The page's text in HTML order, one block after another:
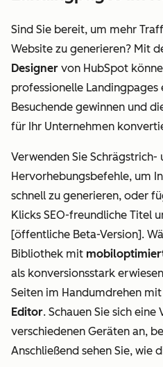
Sind Sie bereit, um mehr
Website zu generieren? Mit
Designer von HubSpot
professionelle Landingpages
Besuchende gewinnen und
für Ihr Unternehmen
Verwenden Sie Schrägstrich-
Hervorhebungsbefehle, um
schnell zu generieren, oder
Klicks SEO-freundliche Titel
[öffentliche Beta-Version].
Bibliothek mit
als konversionsstark
Seiten im Handumdrehen
Editor. Schauen Sie sich
verschiedenen Geräten an,
Anschließend sehen Sie, wie